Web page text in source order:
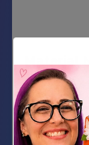
Feltro
Feltro
Papelão